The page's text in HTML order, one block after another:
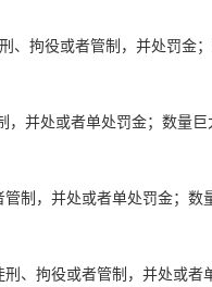
、拘役或者管制，并处罚金
并处或者单处罚金；数量巨
制，并处或者单处罚金；数
、拘役或者管制，并处或者